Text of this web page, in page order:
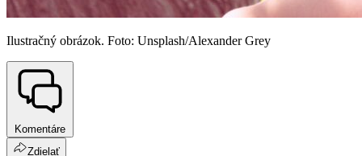
Ilustračný obrázok. Foto: Unsplash/Alexander Grey
Komentáre
Zdielať